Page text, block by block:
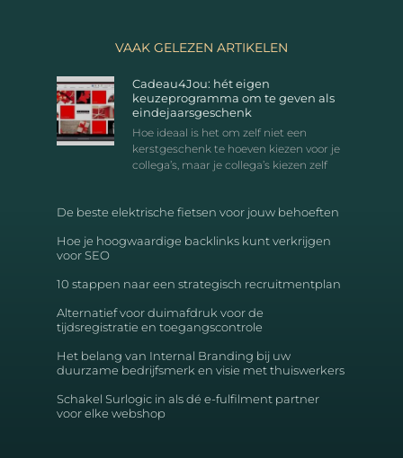
VAAK GELEZEN ARTIKELEN
Cadeau4Jou: hét eigen
keuzeprogramma om te geven als
eindejaarsgeschenk
Hoe ideaal is het om zelf niet een
kerstgeschenk te hoeven kiezen voor je
collega’s, maar je collega’s kiezen zelf
De beste elektrische fietsen voor jouw behoeften
Hoe je hoogwaardige backlinks kunt verkrijgen
voor SEO
10 stappen naar een strategisch recruitmentplan
Alternatief voor duimafdruk voor de
tijdsregistratie en toegangscontrole
Het belang van Internal Branding bij uw
duurzame bedrijfsmerk en visie met thuiswerkers
Schakel Surlogic in als dé e-fulfilment partner
voor elke webshop